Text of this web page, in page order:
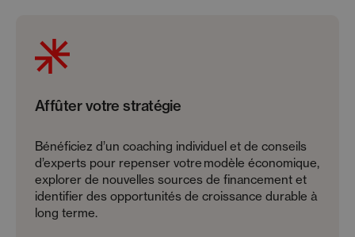
Affûter votre stratégie
Bénéficiez d’un coaching individuel et de conseils
d’experts pour repenser votre modèle économique,
explorer de nouvelles sources de financement et
identifier des opportunités de croissance durable à
long terme.